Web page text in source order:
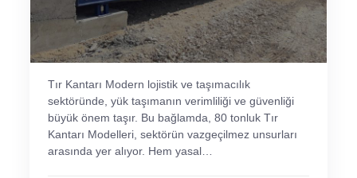
Tır Kantarı Modern lojistik ve taşımacılık
sektöründe, yük taşımanın verimliliği ve güvenliği
büyük önem taşır. Bu bağlamda, 80 tonluk Tır
Kantarı Modelleri, sektörün vazgeçilmez unsurları
arasında yer alıyor. Hem yasal…